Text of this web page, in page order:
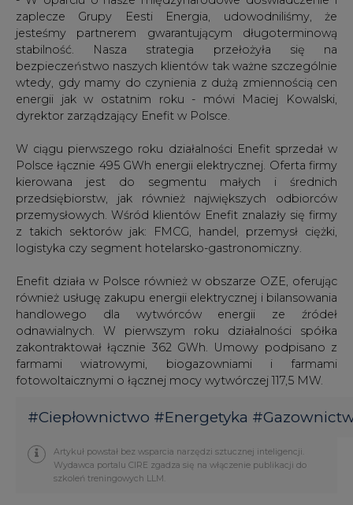
zaplecze Grupy Eesti Energia, udowodniliśmy, że
jesteśmy partnerem gwarantującym długoterminową
stabilność. Nasza strategia przełożyła się na
bezpieczeństwo naszych klientów tak ważne szczególnie
wtedy, gdy mamy do czynienia z dużą zmiennością cen
energii jak w ostatnim roku - mówi Maciej Kowalski,
dyrektor zarządzający Enefit w Polsce.
W ciągu pierwszego roku działalności Enefit sprzedał w
Polsce łącznie 495 GWh energii elektrycznej. Oferta firmy
kierowana jest do segmentu małych i średnich
przedsiębiorstw, jak również największych odbiorców
przemysłowych. Wśród klientów Enefit znalazły się firmy
z takich sektorów jak: FMCG, handel, przemysł ciężki,
logistyka czy segment hotelarsko-gastronomiczny.
Enefit działa w Polsce również w obszarze OZE, oferując
również usługę zakupu energii elektrycznej i bilansowania
handlowego dla wytwórców energii ze źródeł
odnawialnych. W pierwszym roku działalności spółka
zakontraktował łącznie 362 GWh. Umowy podpisano z
farmami wiatrowymi, biogazowniami i farmami
fotowoltaicznymi o łącznej mocy wytwórczej 117,5 MW.
#Ciepłownictwo #Energetyka #
Artykuł powstał bez wsparcia narzędzi sztucznej inteligencji.
Wydawca portalu CIRE zgadza się na włączenie publikacji do
szkoleń treningowych LLM.